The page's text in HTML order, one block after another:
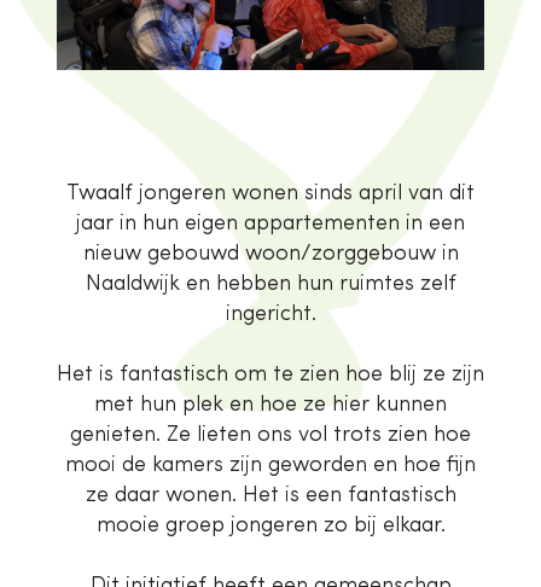
Twaalf jongeren wonen sinds april van dit
jaar in hun eigen appartementen in een
nieuw gebouwd woon/zorggebouw in
Naaldwijk en hebben hun ruimtes zelf
ingericht.
Het is fantastisch om te zien hoe blij ze zijn
met hun plek en hoe ze hier kunnen
genieten. Ze lieten ons vol trots zien hoe
mooi de kamers zijn geworden en hoe fijn
ze daar wonen. Het is een fantastisch
mooie groep jongeren zo bij elkaar.